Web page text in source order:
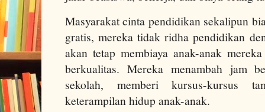
Masyarakat cinta pendidikan sekalipun
gratis, mereka tidak ridha pendidikan
akan tetap membiaya anak-anak
berkualitas. Mereka menambah jam
sekolah, memberi kursus-kursus
keterampilan hidup anak-anak.